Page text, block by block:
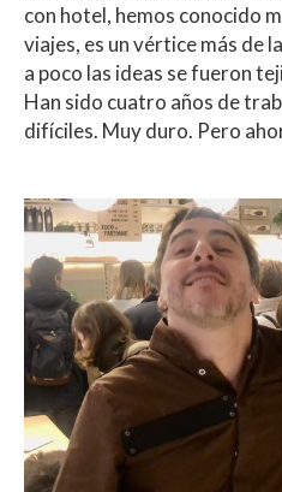
con hotel, hemos conocido
viajes, es un vértice más de
a poco las ideas se fueron
Han sido cuatro años de
difíciles. Muy duro. Pero